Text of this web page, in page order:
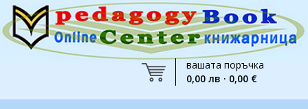
вашата поръчка
0,00 лв · 0,00 €